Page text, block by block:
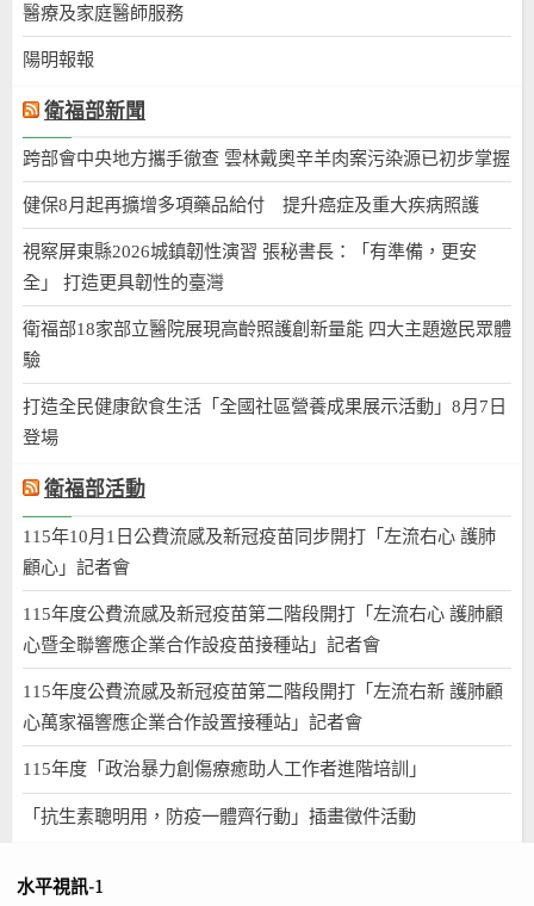
醫療及家庭醫師服務
陽明報報
衛福部新聞
跨部會中央地方攜手徹查 雲林戴奧辛羊肉案污染源已初步掌握
健保8月起再擴增多項藥品給付 提升癌症及重大疾病照護
視察屏東縣2026城鎮韌性演習 張秘書長：「有準備，更安
全」 打造更具韌性的臺灣
衛福部18家部立醫院展現高齡照護創新量能 四大主題邀民眾體
驗
打造全民健康飲食生活「全國社區營養成果展示活動」8月7日
登場
衛福部活動
115年10月1日公費流感及新冠疫苗同步開打「左流右心 護肺
顧心」記者會
115年度公費流感及新冠疫苗第二階段開打「左流右心 護肺顧
心暨全聯響應企業合作設疫苗接種站」記者會
115年度公費流感及新冠疫苗第二階段開打「左流右新 護肺顧
心萬家福響應企業合作設置接種站」記者會
115年度「政治暴力創傷療癒助人工作者進階培訓」
「抗生素聰明用，防疫一體齊行動」插畫徵件活動
水平視訊-1